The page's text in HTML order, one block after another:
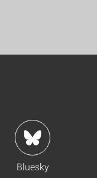
Bluesky